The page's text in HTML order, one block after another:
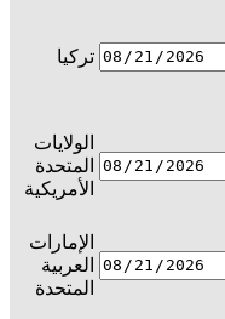
تركيا
الولايات
المتحدة
الأمريكية
الإمارات
العربية
المتحدة